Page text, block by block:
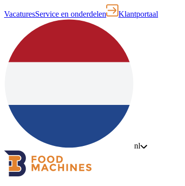
VacaturesService en onderdelen Klantportaal
nl